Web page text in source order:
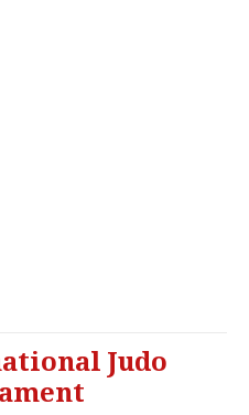
Judo